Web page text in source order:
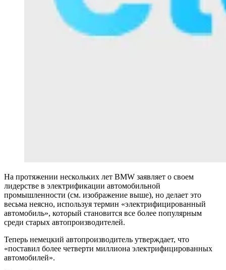
На протяжении нескольких лет BMW заявляет о своем
лидерстве в электрификации автомобильной
промышленности (см. изображение выше), но делает это
весьма неясно, используя термин «электрифицированный
автомобиль», который становится все более популярным
среди старых автопроизводителей.
Теперь немецкий автопроизводитель утверждает, что
«поставил более четверти миллиона электрифицированных
автомобилей».